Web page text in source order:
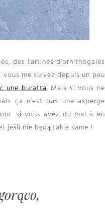
, des tartines d’ornithogales
me suivez depuis un peu
une buratta. Mais si vous ne
ça n’est pas une asperge
si vous avez du mal à en
jeśli nie będą takie same !